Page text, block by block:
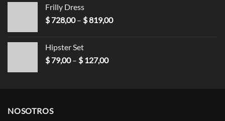
Frilly Dress
$728,00 – $819,00
Hipster Set
$79,00 – $127,00
NOSOTROS